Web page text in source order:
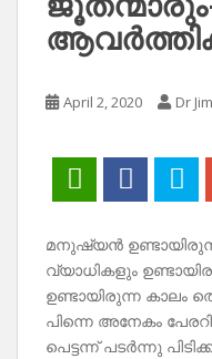
April 2, 2020 Dr
മനുഷ്യൻ
വ്യാധികളും
ഉണ്ടായിരുന്ന കാലം
പിന്നെ അനേകം
പെട്ടന്ന് പടർന്നു